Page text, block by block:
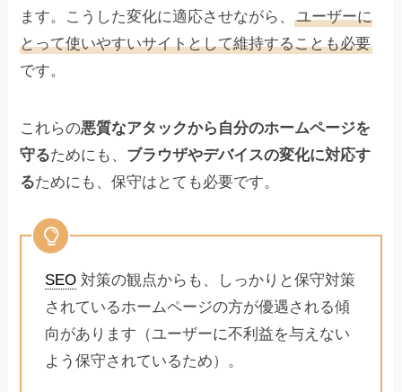
ます。こうした変化に適応させながら、ユーザーに
とって使いやすいサイトとして維持することも必要
です。
これらの悪質なアタックから自分のホームページを
守るためにも、 ブラウザやデバイスの変化に対応す
るためにも、保守はとても必要です。
SEO対策の観点からも、しっかりと保守対策
されているホームページの方が優遇される傾
向があります（ユーザーに不利益を与えない
よう保守されているため）。